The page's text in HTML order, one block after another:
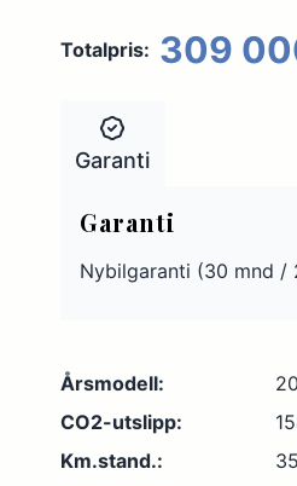
Totalpris: 309
Garanti
Garanti
Nybilgaranti (30 mnd /
Årsmodell:
CO2-utslipp:
Km.stand.: